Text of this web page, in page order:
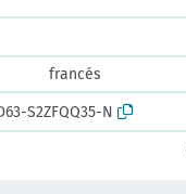
francés
S2ZFQQ35-N